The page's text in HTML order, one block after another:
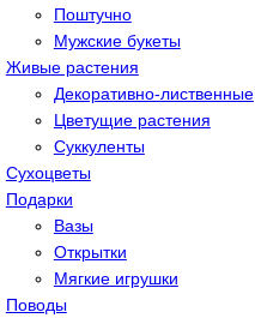
Поштучно
Мужские букеты
Живые растения
Декоративно-лиственные
Цветущие растения
Суккуленты
Сухоцветы
Подарки
Вазы
Открытки
Мягкие игрушки
Поводы